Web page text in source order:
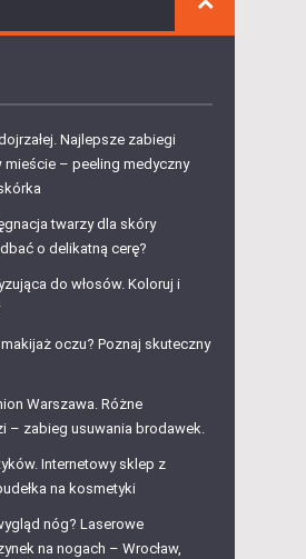
Najlepsze zabiegi
mieście – peeling medyczny
twarzy dla skóry
o delikatną cerę?
do włosów. Koloruj i
oczu? Poznaj skuteczny
Warszawa. Różne
– zabieg usuwania brodawek.
Internetowy sklep z
na kosmetyki
nóg? Laserowe
na nogach – Wrocław,